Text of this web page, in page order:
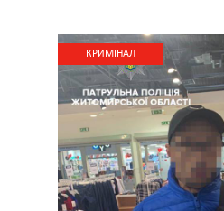
КРИМІНАЛ